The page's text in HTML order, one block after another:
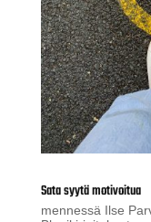
Sata syytä motivoitua
mennessä Ilse